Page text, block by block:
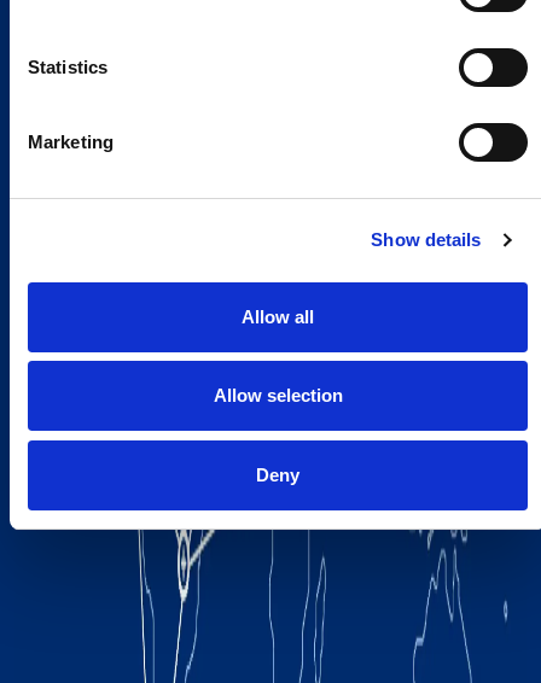
Statistics
Marketing
Show details
Allow all
Allow selection
Deny